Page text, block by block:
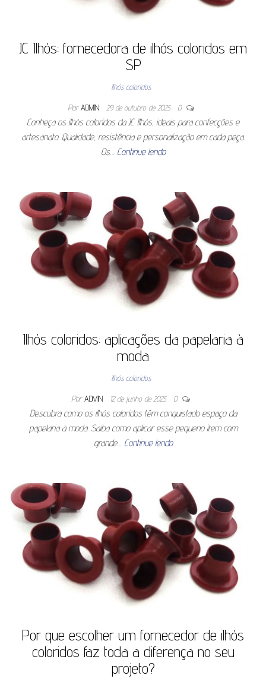
JC Ilhós: fornecedora de ilhós coloridos em
SP
Ilhós coloridos
Por ADMIN 29 de outubro de 2025 0
Conheça os ilhós coloridos da JC Ilhós, ideais para confecções e
artesanato. Qualidade, resistência e personalização em cada peça.
Os… Continue lendo
Ilhós coloridos: aplicações da papelaria à
moda
Ilhós coloridos
Por ADMIN 12 de junho de 2025 0
Descubra como os ilhós coloridos têm conquistado espaço da
papelaria à moda. Saiba como aplicar esse pequeno item com
grande… Continue lendo
Por que escolher um fornecedor de ilhós
coloridos faz toda a diferença no seu
projeto?